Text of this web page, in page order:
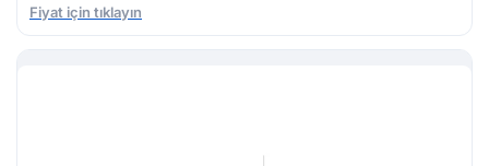
Fiyat için tıklayın